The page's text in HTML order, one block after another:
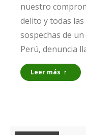
nuestro
delito y todas
sospechas de
Perú, denuncia
Leer más